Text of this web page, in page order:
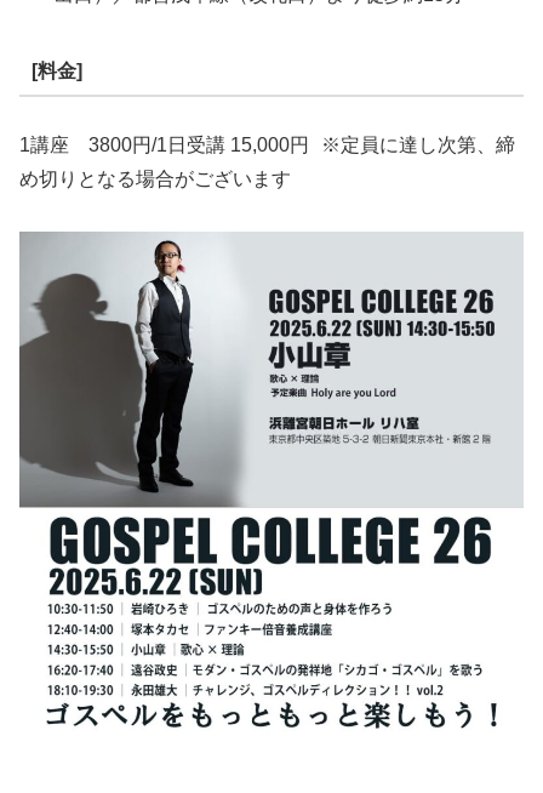
[料金]
1講座 3800円/1日受講 15,000円 ※定員に達し次第、締
め切りとなる場合がございます